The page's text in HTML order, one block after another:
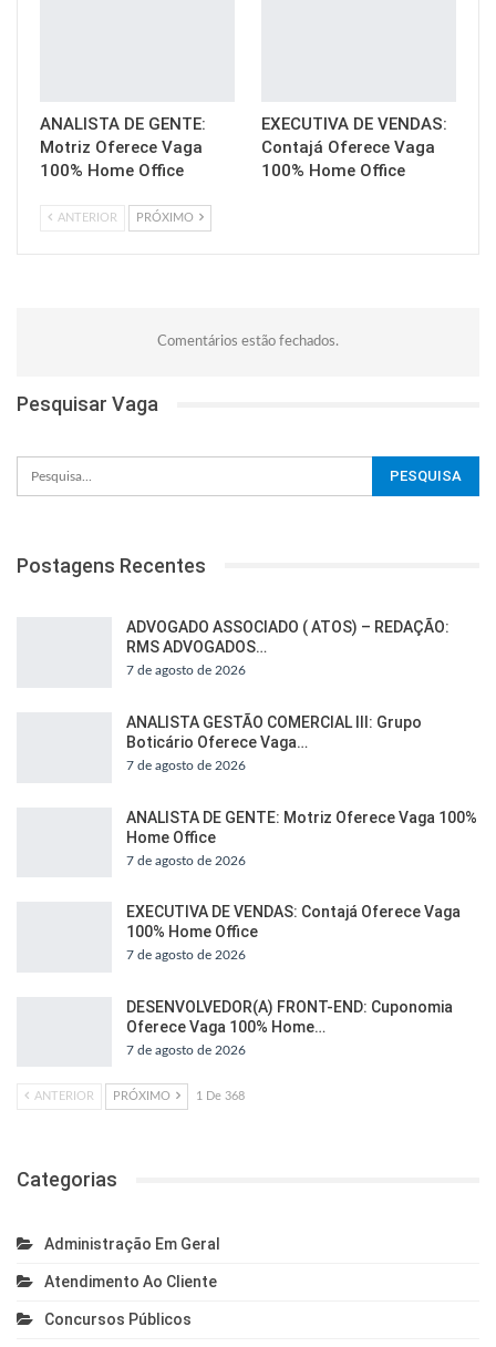
ANALISTA DE GENTE:
Motriz Oferece Vaga
100% Home Office
EXECUTIVA DE VENDAS:
Contajá Oferece Vaga
100% Home Office
ANTERIOR PRÓXIMO
Comentários estão fechados.
Pesquisar Vaga
Postagens Recentes
ADVOGADO ASSOCIADO ( ATOS) – REDAÇÃO:
RMS ADVOGADOS…
7 de agosto de 2026
ANALISTA GESTÃO COMERCIAL III: Grupo
Boticário Oferece Vaga…
7 de agosto de 2026
ANALISTA DE GENTE: Motriz Oferece Vaga 100%
Home Office
7 de agosto de 2026
EXECUTIVA DE VENDAS: Contajá Oferece Vaga
100% Home Office
7 de agosto de 2026
DESENVOLVEDOR(A) FRONT-END: Cuponomia
Oferece Vaga 100% Home…
7 de agosto de 2026
ANTERIOR PRÓXIMO 1 De 368
Categorias
Administração Em Geral
Atendimento Ao Cliente
Concursos Públicos